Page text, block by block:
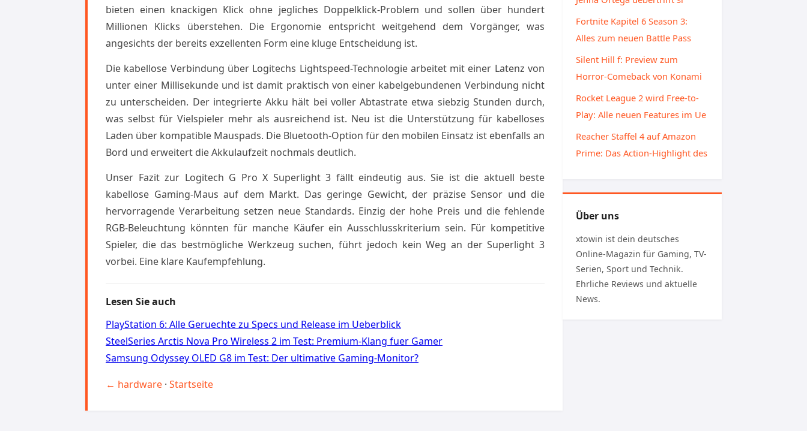
bieten einen knackigen Klick ohne jegliches Doppelklick-Problem und sollen über hundert
Millionen Klicks überstehen. Die Ergonomie entspricht weitgehend dem Vorgänger, was
angesichts der bereits exzellenten Form eine kluge Entscheidung ist.
Die kabellose Verbindung über Logitechs Lightspeed-Technologie arbeitet mit einer Latenz von
unter einer Millisekunde und ist damit praktisch von einer kabelgebundenen Verbindung nicht
zu unterscheiden. Der integrierte Akku hält bei voller Abtastrate etwa siebzig Stunden durch,
was selbst für Vielspieler mehr als ausreichend ist. Neu ist die Unterstützung für kabelloses
Laden über kompatible Mauspads. Die Bluetooth-Option für den mobilen Einsatz ist ebenfalls an
Bord und erweitert die Akkulaufzeit nochmals deutlich.
Unser Fazit zur Logitech G Pro X Superlight 3 fällt eindeutig aus. Sie ist die aktuell beste
kabellose Gaming-Maus auf dem Markt. Das geringe Gewicht, der präzise Sensor und die
hervorragende Verarbeitung setzen neue Standards. Einzig der hohe Preis und die fehlende
RGB-Beleuchtung könnten für manche Käufer ein Ausschlusskriterium sein. Für kompetitive
Spieler, die das bestmögliche Werkzeug suchen, führt jedoch kein Weg an der Superlight 3
vorbei. Eine klare Kaufempfehlung.
Lesen Sie auch
PlayStation 6: Alle Geruechte zu Specs und Release im Ueberblick
SteelSeries Arctis Nova Pro Wireless 2 im Test: Premium-Klang fuer Gamer
Samsung Odyssey OLED G8 im Test: Der ultimative Gaming-Monitor?
← hardware · Startseite
Fortnite Kapitel 6 Season 3:
Alles zum neuen Battle Pass
Silent Hill f: Preview zum
Horror-Comeback von Konami
Rocket League 2 wird Free-to-
Play: Alle neuen Features im Ue
Reacher Staffel 4 auf Amazon
Prime: Das Action-Highlight des
Über uns
xtowin ist dein deutsches
Online-Magazin für Gaming, TV-
Serien, Sport und Technik.
Ehrliche Reviews und aktuelle
News.